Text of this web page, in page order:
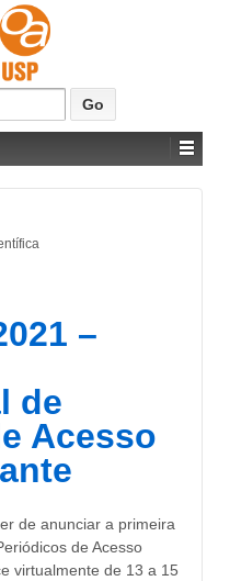
–
de
Acesso
de anunciar a primeira
de Acesso
virtualmente de 13 a 15